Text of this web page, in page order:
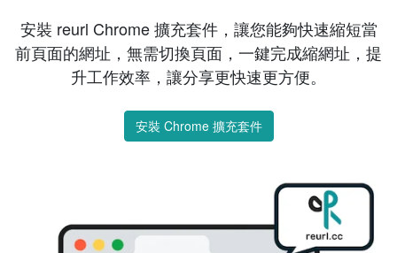
安裝 reurl Chrome 擴充套件，讓您能夠快速縮短當
前頁面的網址，無需切換頁面，一鍵完成縮網址，提
升工作效率，讓分享更快速更方便。
安裝 Chrome 擴充套件